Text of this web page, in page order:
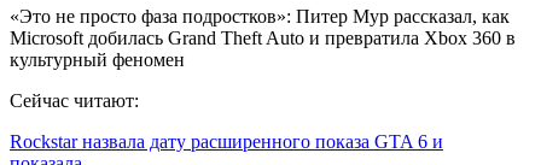
«Это не просто фаза подростков»: Питер Мур рассказал, как
Microsoft добилась Grand Theft Auto и превратила Xbox 360 в
культурный феномен
Сейчас читают:
Rockstar назвала дату расширенного показа GTA 6 и